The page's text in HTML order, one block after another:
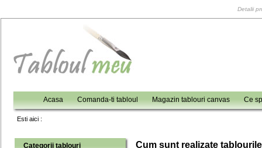
Detalii
Acasa Comanda-ti tabloul Magazin tablouri canvas Ce
Esti aici :
Categorii tablouri Cum sunt realizate